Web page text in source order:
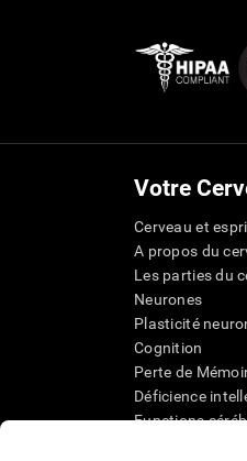
Votre
Cerveau et
A propos du
Les parties du
Neurones
Plasticité
Cognition
Perte de
Déficience
Functions